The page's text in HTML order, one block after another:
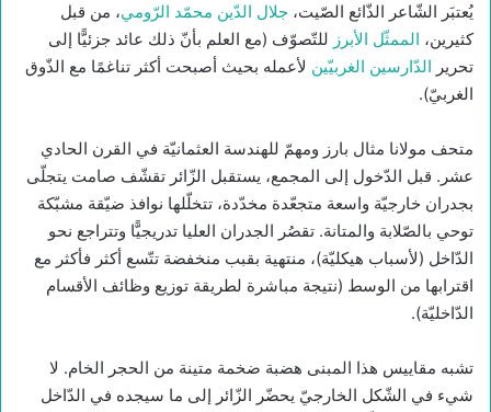
يُعتبَر الشّاعر الذّائع الصّيت، جلال الدّين محمّد الرّومي، من قبل
كثيرين، الممثّل الأبرز للتّصوّف (مع العلم بأنّ ذلك عائد جزئيًّا إلى
تحرير الدّارسين الغربيّين لأعمله بحيث أصبحت أكثر تناغمًا مع الذّوق
الغربيّ).
متحف مولانا مثال بارز ومهمّ للهندسة العثمانيّة في القرن الحادي
عشر. قبل الدّخول إلى المجمع، يستقبل الزّائر تقشّف صامت يتجلّى
بجدران خارجيّة واسعة متجعّدة مخدّدة، تتخلّلها نوافذ ضيّقة مشبّكة
توحي بالصّلابة والمتانة. تقصُر الجدران العليا تدريجيًّا وتتراجع نحو
الدّاخل (لأسباب هيكليّة)، منتهية بقبب منخفضة تتّسع أكثر فأكثر مع
اقترابها من الوسط (نتيجة مباشرة لطريقة توزيع وظائف الأقسام
الدّاخليّة).
تشبه مقاييس هذا المبنى هضبة ضخمة متينة من الحجر الخام. لا
شيء في الشّكل الخارجيّ يحضّر الزّائر إلى ما سيجده في الدّاخل